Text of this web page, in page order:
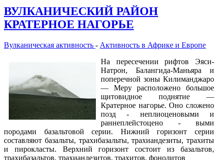
ВУЛКАНИЧЕСКИЙ РАЙОН
КРАТЕРНОЕ НАГОРЬЕ
Вулканическая активность - Активность в Африке и Европе
На пересечении рифтов Эяси-
Натрон, Балангида-Маньяра и
поперечной зоны Килиманджаро
— Меру расположено большое
щитовидное поднятие —
Кратерное нагорье. Оно сложено
позд - неплиоценовыми и
раннеплейстоцено - выми
породами базальтовой серии. Нижний горизонт серии
составляют базальты, трахибазальты, трахиандезиты, трахиты
и пирокласты. Верхний горизонт состоит из базальтов,
трахибазальтов, трахиандезитов, трахитов, фонолитов